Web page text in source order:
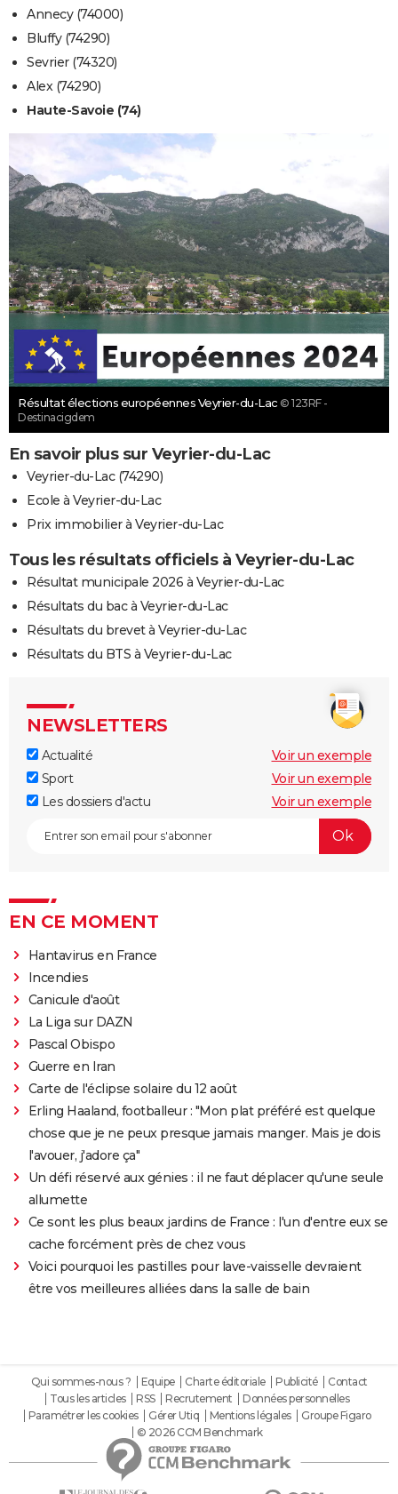
Annecy (74000)
Bluffy (74290)
Sevrier (74320)
Alex (74290)
Haute-Savoie (74)
Résultat élections européennes Veyrier-du-Lac © 123RF -
Destinacigdem
En savoir plus sur Veyrier-du-Lac
Veyrier-du-Lac (74290)
Ecole à Veyrier-du-Lac
Prix immobilier à Veyrier-du-Lac
Tous les résultats officiels à Veyrier-du-Lac
Résultat municipale 2026 à Veyrier-du-Lac
Résultats du bac à Veyrier-du-Lac
Résultats du brevet à Veyrier-du-Lac
Résultats du BTS à Veyrier-du-Lac
NEWSLETTERS
Actualité
Voir un exemple
Sport
Voir un exemple
Les dossiers d'actu
Voir un exemple
EN CE MOMENT
Hantavirus en France
Incendies
Canicule d'août
La Liga sur DAZN
Pascal Obispo
Guerre en Iran
Carte de l'éclipse solaire du 12 août
Erling Haaland, footballeur : "Mon plat préféré est quelque
chose que je ne peux presque jamais manger. Mais je dois
l'avouer, j'adore ça"
Un défi réservé aux génies : il ne faut déplacer qu'une seule
allumette
Ce sont les plus beaux jardins de France : l'un d'entre eux se
cache forcément près de chez vous
Voici pourquoi les pastilles pour lave-vaisselle devraient
être vos meilleures alliées dans la salle de bain
Qui sommes-nous ? Equipe Charte éditoriale Publicité
Contact
Tous les articles
RSS Recrutement
Données personnelles
Paramétrer les cookies
Gérer Utiq Mentions légales
Groupe Figaro
© 2026 CCM Benchmark